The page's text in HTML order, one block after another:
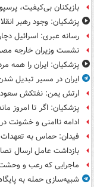
بازیکنان بی‌کیفیت،
پزشکیان: وجود رهبر
رسانه عبری: اسرائیل
نشست وزیران خارجه
پزشکیان: ایران را همه
ایران در مسیر تبدیل
ارتش یمن: نفتکش
پزشکیان: اگر تا امروز
ادامه ناامنی و خشونت
فیدان: حماس به تعهدات
بازداشت عامل ارسال
ماجرایی که رعب و وحشت
شبیه‌سازی حمله به